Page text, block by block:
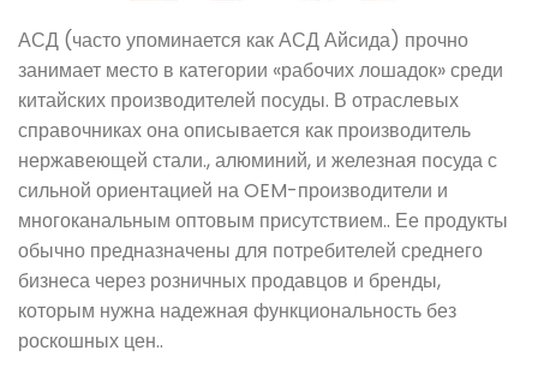
АСД (часто упоминается как АСД Айсида) прочно
занимает место в категории «рабочих лошадок» среди
китайских производителей посуды. В отраслевых
справочниках она описывается как производитель
нержавеющей стали., алюминий, и железная посуда с
сильной ориентацией на OEM-производители и
многоканальным оптовым присутствием.. Ее продукты
обычно предназначены для потребителей среднего
бизнеса через розничных продавцов и бренды,
которым нужна надежная функциональность без
роскошных цен..